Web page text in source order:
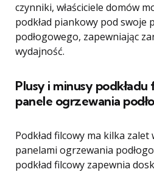
czynniki, właściciele domów
podkład piankowy pod swoje
podłogowego, zapewniając
wydajność.
Plusy i minusy
panele ogrzewania
Podkład filcowy ma kilka zalet
panelami ogrzewania
podkład filcowy zapewnia